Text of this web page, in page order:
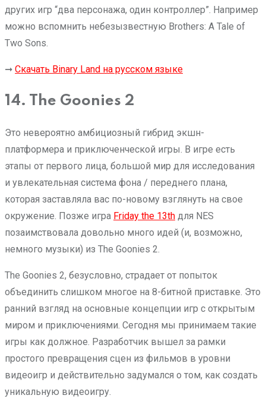
других игр “два персонажа, один контроллер”. Например
можно вспомнить небезызвестную Brothers: A Tale of
Two Sons.
➞ Скачать Binary Land на русском языке
14. The Goonies 2
Это невероятно амбициозный гибрид экшн-
платформера и приключенческой игры. В игре есть
этапы от первого лица, большой мир для исследования
и увлекательная система фона / переднего плана,
которая заставляла вас по-новому взглянуть на свое
окружение. Позже игра Friday the 13th для NES
позаимствовала довольно много идей (и, возможно,
немного музыки) из The Goonies 2.
The Goonies 2, безусловно, страдает от попыток
объединить слишком многое на 8-битной приставке. Это
ранний взгляд на основные концепции игр с открытым
миром и приключениями. Сегодня мы принимаем такие
игры как должное. Разработчик вышел за рамки
простого превращения сцен из фильмов в уровни
видеоигр и действительно задумался о том, как создать
уникальную видеоигру.